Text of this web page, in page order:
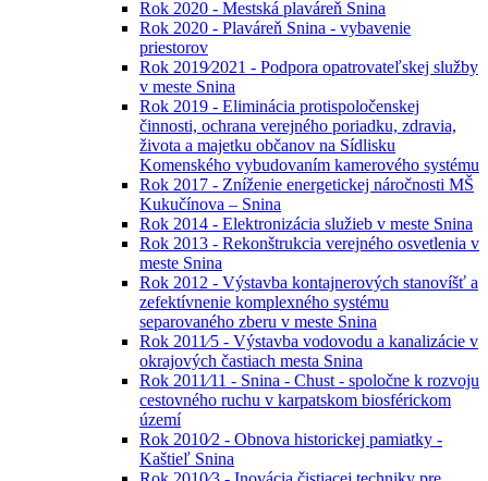
Rok 2020 - Mestská plaváreň Snina
Rok 2020 - Plaváreň Snina - vybavenie
priestorov
Rok 2019⁄2021 - Podpora opatrovateľskej služby
v meste Snina
Rok 2019 - Eliminácia protispoločenskej
činnosti, ochrana verejného poriadku, zdravia,
života a majetku občanov na Sídlisku
Komenského vybudovaním kamerového systému
Rok 2017 - Zníženie energetickej náročnosti MŠ
Kukučínova – Snina
Rok 2014 - Elektronizácia služieb v meste Snina
Rok 2013 - Rekonštrukcia verejného osvetlenia v
meste Snina
Rok 2012 - Výstavba kontajnerových stanovíšť a
zefektívnenie komplexného systému
separovaného zberu v meste Snina
Rok 2011⁄5 - Výstavba vodovodu a kanalizácie v
okrajových častiach mesta Snina
Rok 2011⁄11 - Snina - Chust - spoločne k rozvoju
cestovného ruchu v karpatskom biosférickom
území
Rok 2010⁄2 - Obnova historickej pamiatky -
Kaštieľ Snina